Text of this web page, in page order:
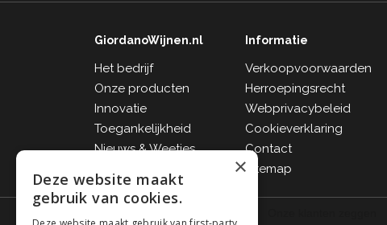
GiordanoWijnen.nl
Het bedrijf
Onze producten
Innovatie
Toegankelijkheid
Nieuws & Weetjes
Informatie
Verkoopvoorwaarden
Herroepingsrecht
Webprivacybeleid
Cookieverklaring
Contact
Sitemap
×
Deze website maakt
gebruik van cookies.